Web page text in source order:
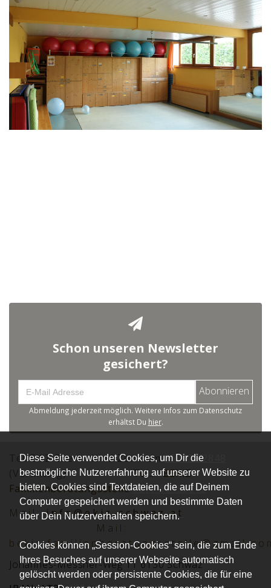
Diese Seite verwendet Cookies, um Dir die
bestmögliche Nutzererfahrung auf unserer Website zu
bieten. Cookies sind Textdateien, die auf Deinem
Computer gespeichert werden und bestimmte Daten
über Dein Nutzerverhalten speichern.
Cookies können „Session-Cookies“ sein, die zum Ende
Ihres Besuches auf unserer Webseite automatisch
gelöscht werden oder persistente Cookies, die für eine
Schon unseren Newsletter
gesichert?
Abonnieren
Abmeldung jederzeit möglich. Weitere Infos zum Datenschutz
erhältst Du hier.
Tel.:EKiZ Eltern -Kind-Zentrum 05242 72848
(Vormittag)Tel.:BEKiZ
Familienberatungsstelle0677 62152012
Mail: info@ekiz-schwaz.at
Mail:
Johannes-Messner-Weg 11 6130 Schwaz